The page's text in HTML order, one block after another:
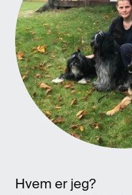
Hvem er jeg?